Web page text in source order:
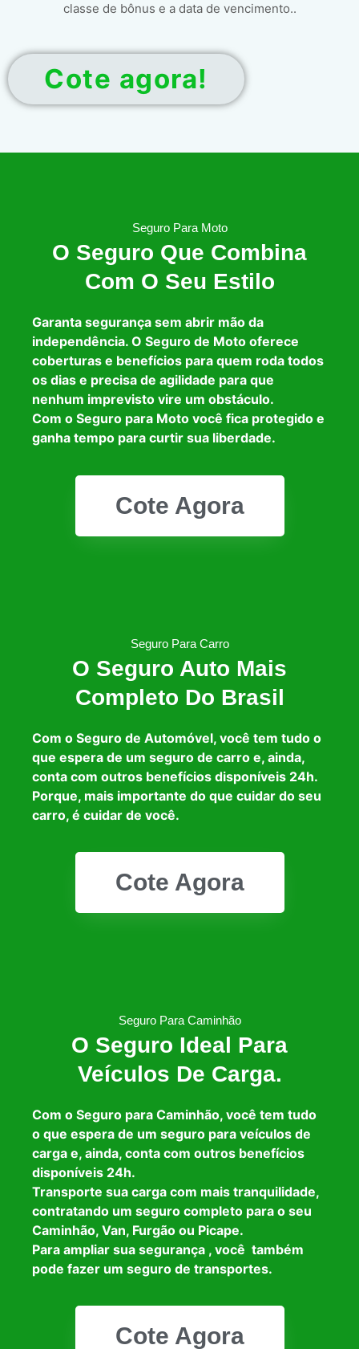
classe de bônus e a data de vencimento..
Cote agora!
Seguro Para Moto
O Seguro Que Combina
Com O Seu Estilo
Garanta segurança sem abrir mão da
independência. O Seguro de Moto oferece
coberturas e benefícios para quem roda todos
os dias e precisa de agilidade para que
nenhum imprevisto vire um obstáculo.
Com o Seguro para Moto você fica protegido e
ganha tempo para curtir sua liberdade.
Cote Agora
Seguro Para Carro
O Seguro Auto Mais
Completo Do Brasil
Com o Seguro de Automóvel, você tem tudo o
que espera de um seguro de carro e, ainda,
conta com outros benefícios disponíveis 24h.
Porque, mais importante do que cuidar do seu
carro, é cuidar de você.
Cote Agora
Seguro Para Caminhão
O Seguro Ideal Para
Veículos De Carga.
Com o Seguro para Caminhão, você tem tudo
o que espera de um seguro para veículos de
carga e, ainda, conta com outros benefícios
disponíveis 24h.
Transporte sua carga com mais tranquilidade,
contratando um seguro completo para o seu
Caminhão, Van, Furgão ou Picape.
Para ampliar sua segurança , você também
pode fazer um seguro de transportes.
Cote Agora